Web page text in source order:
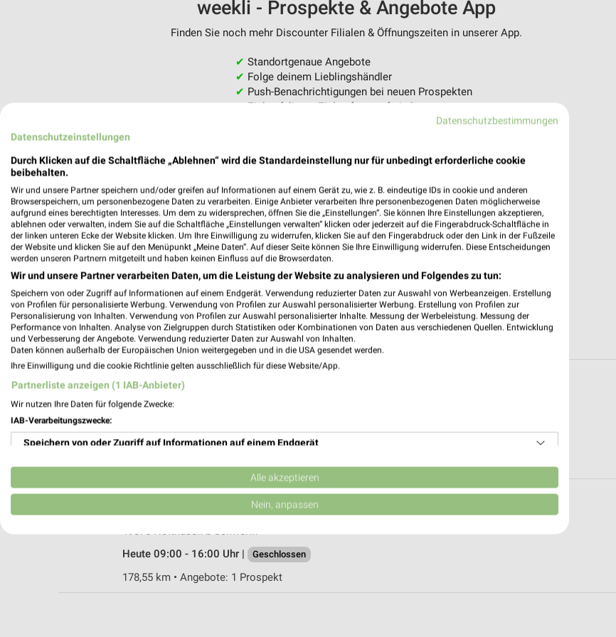
weekli - Prospekte & Angebote App
Finden Sie noch mehr Discounter Filialen & Öffnungszeiten in unserer App.
✔ Standortgenaue Angebote
✔ Folge deinem Lieblingshändler
✔ Push-Benachrichtigungen bei neuen Prospekten
✔Einkaufsliste - Einkauf stressfrei planen
Lidl Schwerin
19061 Schwerin
Heute 07:00 - 21:00 Uhr | Geschlossen
Thomas Philipps Holthusen b Schwerin
Steinweg 5
19075 Holthusen b Schwerin
Heute 09:00 - 16:00 Uhr |
Geschlossen
178,55 km • Angebote: 1 Prospekt
Datenschutzbestimmungen
Datenschutzeinstellungen
Durch Klicken auf die Schaltfläche „Ablehnen“ wird die Standardeinstellung nur für unbedingt erforderliche cookie
beibehalten.
Wir und unsere Partner speichern und/oder greifen auf Informationen auf einem Gerät zu, wie z. B. eindeutige IDs in cookie und anderen
Browserspeichern, um personenbezogene Daten zu verarbeiten. Einige Anbieter verarbeiten Ihre personenbezogenen Daten möglicherweise
aufgrund eines berechtigten Interesses. Um dem zu widersprechen, öffnen Sie die „Einstellungen“. Sie können Ihre Einstellungen akzeptieren,
ablehnen oder verwalten, indem Sie auf die Schaltfläche „Einstellungen verwalten“ klicken oder jederzeit auf die Fingerabdruck-Schaltfläche in
der linken unteren Ecke der Website klicken. Um Ihre Einwilligung zu widerrufen, klicken Sie auf den Fingerabdruck oder den Link in der Fußzeile
der Website und klicken Sie auf den Menüpunkt „Meine Daten“. Auf dieser Seite können Sie Ihre Einwilligung widerrufen. Diese Entscheidungen
werden unseren Partnern mitgeteilt und haben keinen Einfluss auf die Browserdaten.
Wir und unsere Partner verarbeiten Daten, um die Leistung der Website zu analysieren und Folgendes zu tun:
Speichern von oder Zugriff auf Informationen auf einem Endgerät. Verwendung reduzierter Daten zur Auswahl von Werbeanzeigen. Erstellung
von Profilen für personalisierte Werbung. Verwendung von Profilen zur Auswahl personalisierter Werbung. Erstellung von Profilen zur
Personalisierung von Inhalten. Verwendung von Profilen zur Auswahl personalisierter Inhalte. Messung der Werbeleistung. Messung der
Performance von Inhalten. Analyse von Zielgruppen durch Statistiken oder Kombinationen von Daten aus verschiedenen Quellen. Entwicklung
und Verbesserung der Angebote. Verwendung reduzierter Daten zur Auswahl von Inhalten.
Daten können außerhalb der Europäischen Union weitergegeben und in die USA gesendet werden.
Ihre Einwilligung und die cookie Richtlinie gelten ausschließlich für diese Website/App.
Partnerliste anzeigen (1 IAB-Anbieter)
Wir nutzen Ihre Daten für folgende Zwecke:
IAB-Verarbeitungszwecke:
Speichern von oder Zugriff auf Informationen auf einem Endgerät
Verwendung reduzierter Daten zur Auswahl von Werbeanzeigen
Erstellung von Profilen für personalisierte Werbung
Erstellung von Profilen zur Personalisierung von Inhalten
Alle akzeptieren
Nein, anpassen